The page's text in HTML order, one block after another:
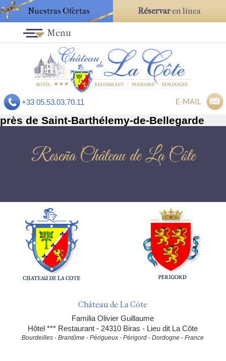
Nuestras Ofertas Réservaren línea
+33 05.53.03.70.11 E-MAIL
Menu
près de Saint-Barthélemy-de-Bellegarde
Reseña Château de La Côte
Château de La Côte
Familia Olivier Guillaume
Hôtel *** Restaurant - 24310 Biras - Lieu dit La Côte
Bourdeilles - Brantôme - Périgueux - Périgord - Dordogne - France